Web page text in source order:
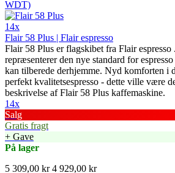
14x
Flair 58 Plus | Flair espresso
Flair 58 Plus er flagskibet fra Flair espresso
repræsenterer den nye standard for
kan tilberede derhjemme. Nyd komforten i
perfekt kvalitetsespresso - dette ville være
beskrivelse af Flair 58 Plus kaffemaskine.
14x
Salg
Gratis fragt
+ Gave
På lager
5 309,00 kr 4 929,00 kr